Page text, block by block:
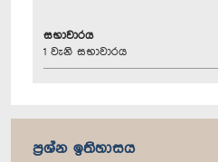
සභාවාරය
1 වැනි සභාවාරය
ප්‍රශ්න ඉතිහාසය